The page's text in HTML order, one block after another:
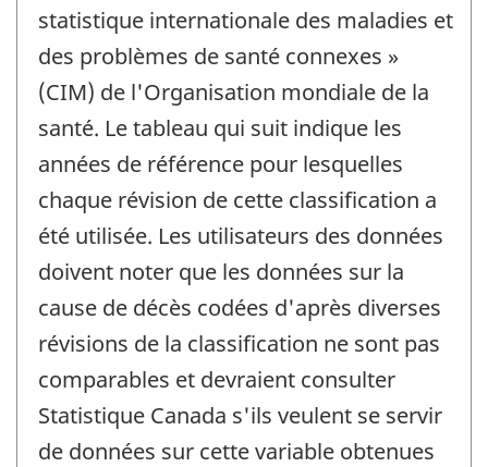
statistique internationale des maladies et
des problèmes de santé connexes »
(CIM) de l'Organisation mondiale de la
santé. Le tableau qui suit indique les
années de référence pour lesquelles
chaque révision de cette classification a
été utilisée. Les utilisateurs des données
doivent noter que les données sur la
cause de décès codées d'après diverses
révisions de la classification ne sont pas
comparables et devraient consulter
Statistique Canada s'ils veulent se servir
de données sur cette variable obtenues